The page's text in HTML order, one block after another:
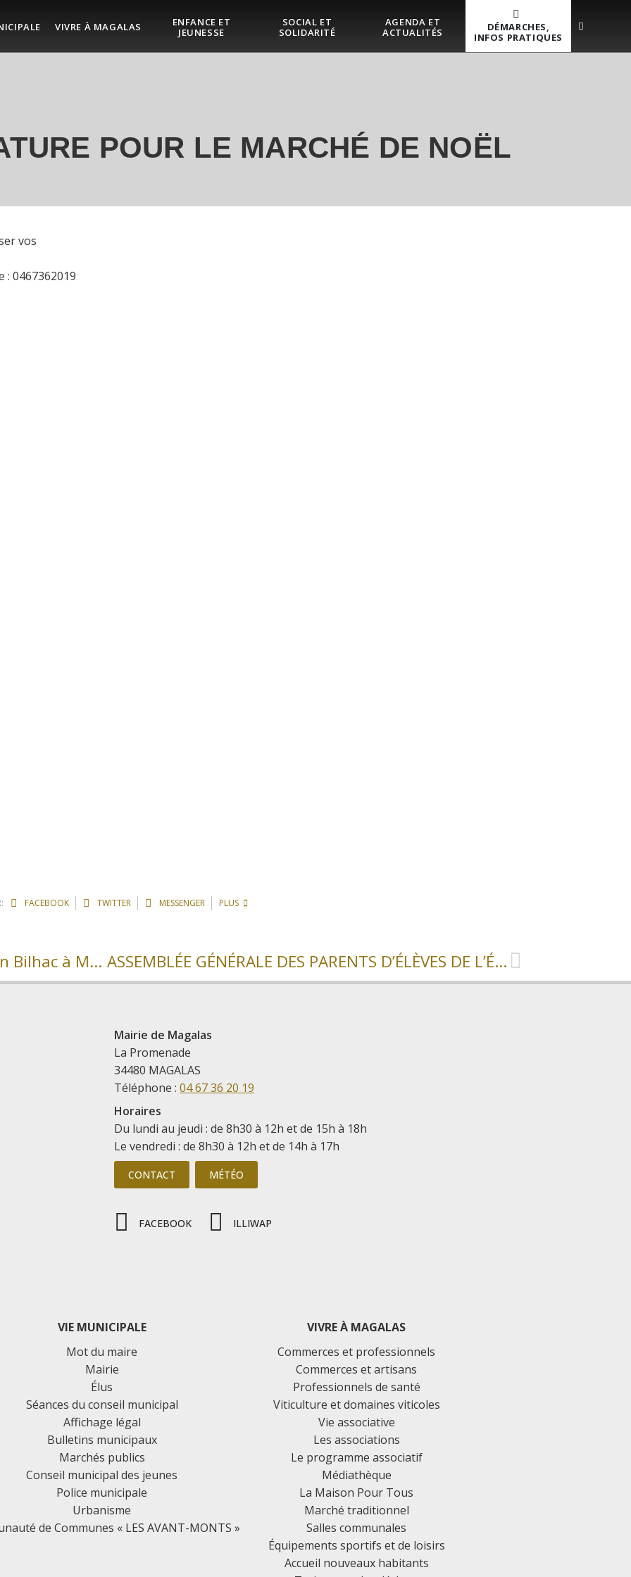
VIVRE À MAGALAS
ENFANCE ET
JEUNESSE
SOCIAL ET
SOLIDARITÉ
AGENDA ET
ACTUALITÉS
DÉMARCHES,
INFOS PRATIQUES
POUR LE MARCHÉ DE NOËL
vos
0467362019
FACEBOOK TWITTER MESSENGER PLUS
Retour sur la visite du sénateur Christian Bilhac à Magalas ASSEMBLÉE GÉNÉRALE DES PARENTS D’ÉLÈVES DE L’ÉCOLE MATERNELLE
Mairie de Magalas
La Promenade
34480 MAGALAS
Téléphone : 04 67 36 20 19
Horaires
Du lundi au jeudi : de 8h30 à 12h et de 15h à 18h
Le vendredi : de 8h30 à 12h et de 14h à 17h
CONTACT MÉTÉO
FACEBOOK ILLIWAP
VIE MUNICIPALE
Mot du maire
Mairie
Élus
Séances du conseil municipal
Affichage légal
Bulletins municipaux
Marchés publics
Conseil municipal des jeunes
Police municipale
Urbanisme
de Communes « LES AVANT-MONTS »
VIVRE À MAGALAS
Commerces et professionnels
Commerces et artisans
Professionnels de santé
Viticulture et domaines viticoles
Vie associative
Les associations
Le programme associatif
Médiathèque
La Maison Pour Tous
Marché traditionnel
Salles communales
Équipements sportifs et de loisirs
Accueil nouveaux habitants